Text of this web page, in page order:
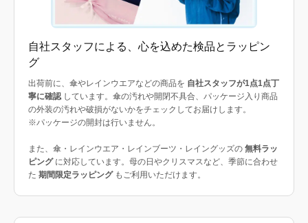
自社スタッフによる、心を込めた検品とラッピン
グ
出荷前に、傘やレインウエアなどの商品を 自社スタッフが1点1点丁
寧に確認しています。傘の汚れや開閉不具合、パッケージ入り商品
の外装の汚れや破損がないかをチェックしてお届けします。
※パッケージの開封は行いません。
また、傘・レインウエア・レインブーツ・レイングッズの 無料ラッ
ピングに対応しています。母の日やクリスマスなど、季節に合わせ
た 期間限定ラッピングもご利用いただけます。